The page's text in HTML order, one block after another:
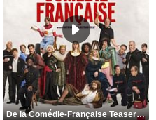
De la Comédie-Française Teaser VF